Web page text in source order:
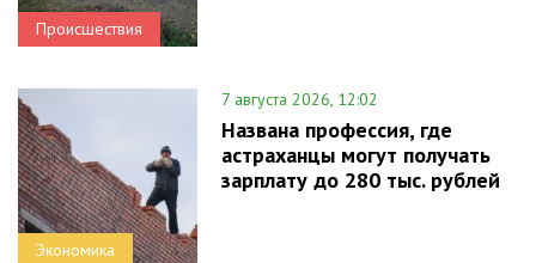
Происшествия
Экономика
7 августа 2026, 12:02
Названа профессия, где
астраханцы могут получать
зарплату до 280 тыс. рублей